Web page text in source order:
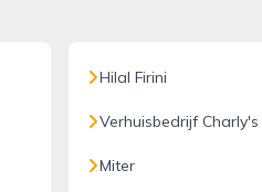
Hilal Firini
Verhuisbedrijf Charly's
Miter